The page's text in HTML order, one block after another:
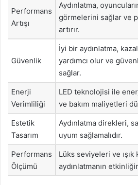
Performans
Artışı
Aydınlatma,
görmelerini sağlar ve
artırır.
Güvenlik
İyi bir aydınlatma,
yardımcı olur ve
sağlar.
Enerji
Verimliliği
LED teknolojisi ile
ve bakım maliyetleri
Estetik
Tasarım
Aydınlatma direkleri,
uyum sağlamalıdır.
Performans
Ölçümü
Lüks seviyeleri ve ışık
aydınlatmanın